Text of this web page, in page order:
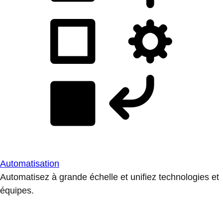
Automatisation
Automatisez à grande échelle et unifiez technologies et
équipes.